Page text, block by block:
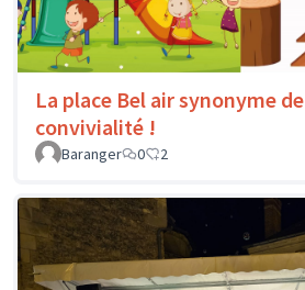
La place Bel air synonyme de
convivialité !
Baranger
0 2